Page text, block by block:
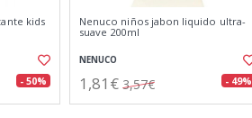
kids
- 50%
Nenuco niños jabon liquido ultra-
suave 200ml
NENUCO
1,81€ 3,57€ - 49%